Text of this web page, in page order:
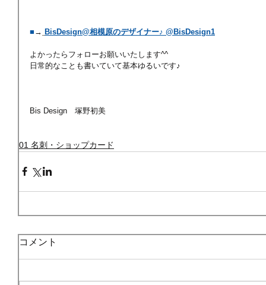
■ → BisDesign@相模原のデザイナー♪ @BisDesign1
よかったらフォローお願いいたします^^
日常的なことも書いていて基本ゆるいです♪
Bis Design　塚野初美
01 名刺・ショップカード
コメント